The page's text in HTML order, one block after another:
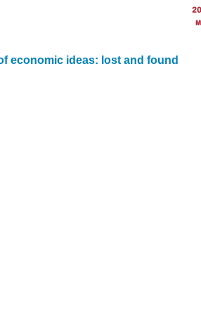
economic ideas: lost and found